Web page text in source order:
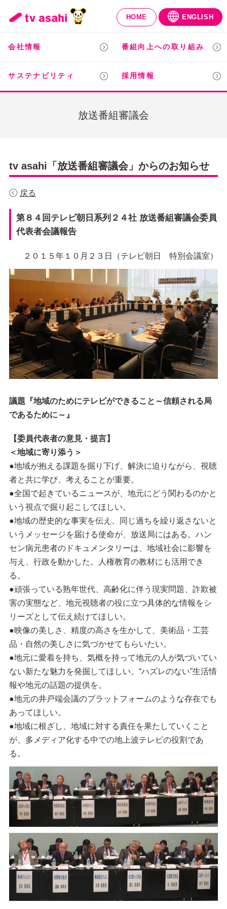
HOME ENGLISH
会社情報 番組向上への取り組み
サステナビリティ 採用情報
放送番組審議会
tv asahi「放送番組審議会」からのお知らせ
戻る
第８４回テレビ朝日系列２４社 放送番組審議会委員
代表者会議報告
２０１５年１０月２３日（テレビ朝日 特別会議室）
議題『地域のためにテレビができること～信頼される局
であるために～』
【委員代表者の意見・提言】
＜地域に寄り添う＞
●地域が抱える課題を掘り下げ、解決に迫りながら、視聴
者と共に学び、考えることが重要。
●全国で起きているニュースが、地元にどう関わるのかと
いう視点で掘り起こしてほしい。
●地域の歴史的な事実を伝え、同じ過ちを繰り返さないと
いうメッセージを届ける使命が、放送局にはある。ハン
セン病元患者のドキュメンタリーは、地域社会に影響を
与え、行政を動かした。人権教育の教材にも活用でき
る。
●頑張っている熟年世代、高齢化に伴う現実問題、詐欺被
害の実態など、地元視聴者の役に立つ具体的な情報をシ
リーズとして伝え続けてほしい。
●映像の美しさ、精度の高さを生かして、美術品・工芸
品・自然の美しさに気づかせてもらいたい。
●地元に愛着を持ち、気概を持って地元の人が気づいてい
ない新たな魅力を発掘してほしい。“ハズレのない”生活情
報や地元の話題の提供を。
●地元の井戸端会議のプラットフォームのような存在でも
あってほしい。
●地域に根ざし、地域に対する責任を果たしていくこと
が、多メディア化する中での地上波テレビの役割であ
る。